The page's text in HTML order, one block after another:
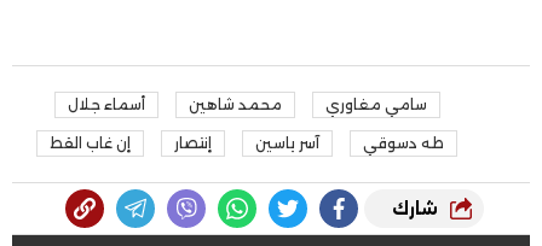
سامي مغاوري محمد شاهين أسماء جلال
طه دسوقي آسر ياسين إنتصار إن غاب القط
شارك